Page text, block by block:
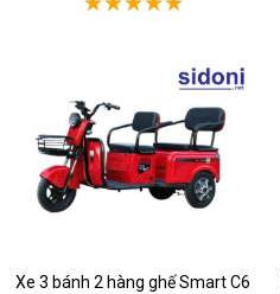
Xe 3 bánh 2 hàng ghế Smart C6